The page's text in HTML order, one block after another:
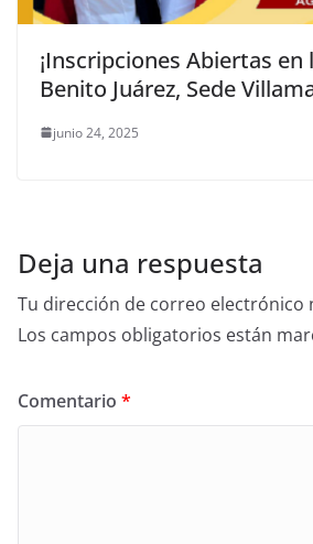
¡Inscripciones Abiertas en
Benito Juárez, Sede
junio 24, 2025
Deja una respuesta
Tu dirección de correo electrónico
Los campos obligatorios están
Comentario *